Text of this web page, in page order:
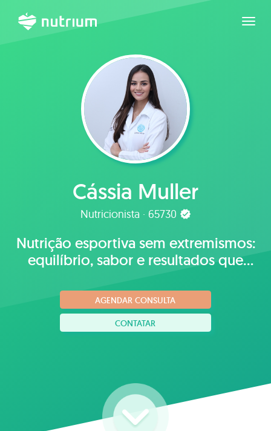
Cássia Muller
Nutricionista · 65730
Nutrição esportiva sem extremismos:
equilíbrio, sabor e resultados que
AGENDAR CONSULTA
CONTATAR